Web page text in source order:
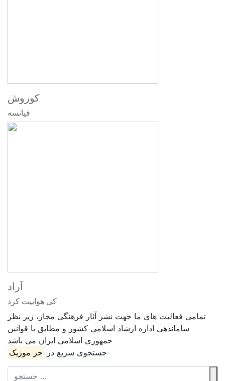
کوروش
فیانسه
آراد
کی هواییت کرد
تمامی فعالیت های ما جهت نشر آثار فرهنگی مجاز، زیر نظر
ساماندهی اداره ارشاد اسلامی کشور و مطابق با قوانین
جمهوری اسلامی ایران می باشد
جستجوی سریع در
جز موزیک